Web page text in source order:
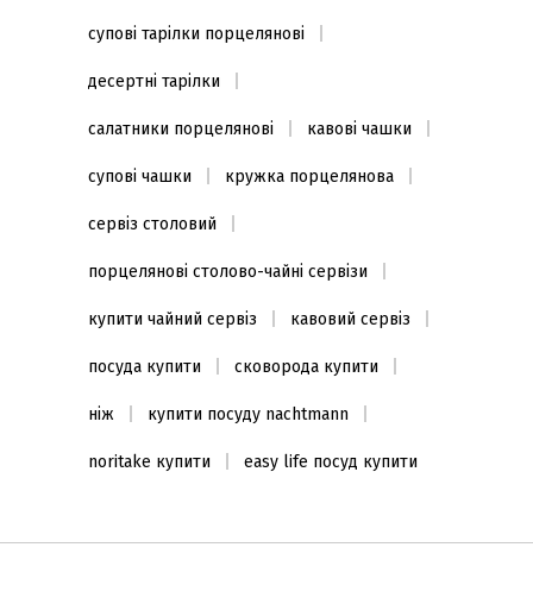
супові тарілки порцелянові
десертні тарілки
салатники порцелянові кавові чашки
супові чашки кружка порцелянова
сервіз столовий
порцелянові столово-чайні сервізи
купити чайний сервіз кавовий сервіз
посуда купити сковорода купити
ніж купити посуду nachtmann
noritake купити easy life посуд купити